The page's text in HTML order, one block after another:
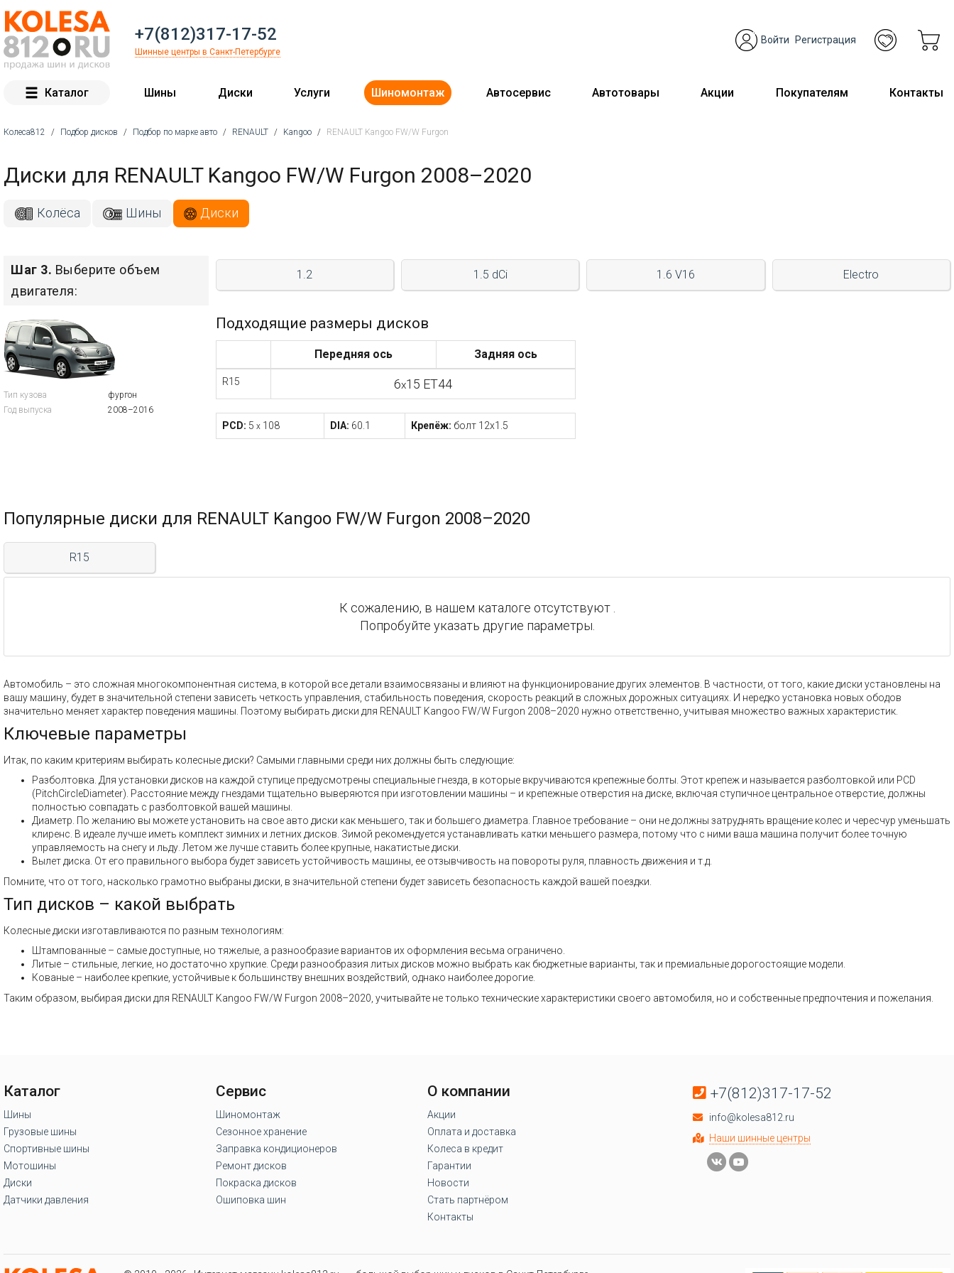
+7(812)317-17-52
Шинные центры в Санкт-Петербурге
Войти Регистрация
Каталог Шины Диски Услуги Шиномонтаж Автосервис Автотовары Акции Покупателям Контакты
Колеса812 / Подбор дисков / Подбор по марке авто / RENAULT / Kangoo / RENAULT Kangoo FW/W Furgon
Диски для RENAULT Kangoo FW/W Furgon 2008–2020
Колёса Шины Диски
Шаг 3. Выберите объем
двигателя:
Тип кузова
фургон
Год выпуска
2008–2016
1.2 1.5 dCi 1.6 V16 Electro
Подходящие размеры дисков
Передняя ось Задняя ось
R15 6x15 ET44
PCD: 5 x108 DIA: 60.1 Крепёж: болт 12x1.5
Популярные диски для RENAULT Kangoo FW/W Furgon 2008–2020
R15
К сожалению, в нашем каталоге отсутствуют .
Попробуйте указать другие параметры.
Автомобиль – это сложная многокомпонентная система, в которой все детали взаимосвязаны и влияют на функционирование других элементов. В частности, от того, какие диски установлены на
вашу машину, будет в значительной степени зависеть четкость управления, стабильность поведения, скорость реакций в сложных дорожных ситуациях. И нередко установка новых ободов
значительно меняет характер поведения машины. Поэтому выбирать диски для RENAULT Kangoo FW/W Furgon 2008–2020 нужно ответственно, учитывая множество важных характеристик.
Ключевые параметры
Итак, по каким критериям выбирать колесные диски? Самыми главными среди них должны быть следующие:
Разболтовка. Для установки дисков на каждой ступице предусмотрены специальные гнезда, в которые вкручиваются крепежные болты. Этот крепеж и называется разболтовкой или PCD
(PitchCircleDiameter). Расстояние между гнездами тщательно выверяются при изготовлении машины – и крепежные отверстия на диске, включая ступичное центральное отверстие, должны
полностью совпадать с разболтовкой вашей машины.
Диаметр. По желанию вы можете установить на свое авто диски как меньшего, так и большего диаметра. Главное требование – они не должны затруднять вращение колес и чересчур уменьшать
клиренс. В идеале лучше иметь комплект зимних и летних дисков. Зимой рекомендуется устанавливать катки меньшего размера, потому что с ними ваша машина получит более точную
управляемость на снегу и льду. Летом же лучше ставить более крупные, накатистые диски.
Вылет диска. От его правильного выбора будет зависеть устойчивость машины, ее отзывчивость на повороты руля, плавность движения и т.д.
Помните, что от того, насколько грамотно выбраны диски, в значительной степени будет зависеть безопасность каждой вашей поездки.
Тип дисков – какой выбрать
Колесные диски изготавливаются по разным технологиям:
Штампованные – самые доступные, но тяжелые, а разнообразие вариантов их оформления весьма ограничено.
Литые – стильные, легкие, но достаточно хрупкие. Среди разнообразия литых дисков можно выбрать как бюджетные варианты, так и премиальные дорогостоящие модели.
Кованые – наиболее крепкие, устойчивые к большинству внешних воздействий, однако наиболее дорогие.
Таким образом, выбирая диски для RENAULT Kangoo FW/W Furgon 2008–2020, учитывайте не только технические характеристики своего автомобиля, но и собственные предпочтения и пожелания.
Каталог
Шины
Грузовые шины
Спортивные шины
Мотошины
Диски
Датчики давления
Сервис
Шиномонтаж
Сезонное хранение
Заправка кондиционеров
Ремонт дисков
Покраска дисков
Ошиповка шин
О компании
Акции
Оплата и доставка
Колеса в кредит
Гарантии
Новости
Стать партнёром
Контакты
+7(812)317-17-52
info@kolesa812.ru
Наши шинные центры